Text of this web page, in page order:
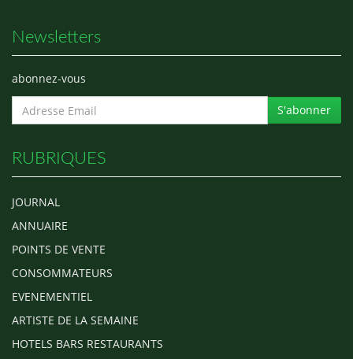
Newsletters
abonnez-vous
S'abonner
RUBRIQUES
JOURNAL
ANNUAIRE
POINTS DE VENTE
CONSOMMATEURS
EVENEMENTIEL
ARTISTE DE LA SEMAINE
HOTELS BARS RESTAURANTS